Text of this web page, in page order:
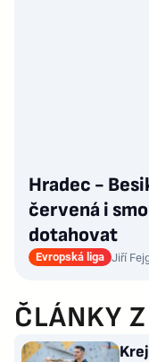
Hradec -
červená i
dotahovat
Evropská liga Jiří
ČLÁNKY